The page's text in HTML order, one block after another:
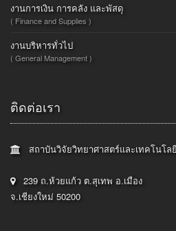
งานการเงิน การคลัง และพัสดุ
( Finance and Supplies )
งานบริหารทั่วไป
( General Management )
ติดต่อเรา
สถาบันวิจัยวิทยาศาสตร์และเทคโนโล
239 ถ.ห้วยแก้ว ต.สุเทพ อ.เมือง
จ.เชียงใหม่ 50200